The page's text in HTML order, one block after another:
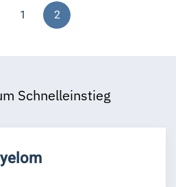
1 2
Schnelleinstieg